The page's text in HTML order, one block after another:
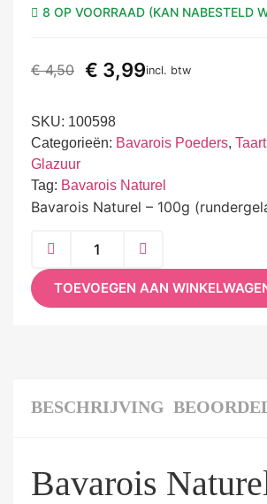
8 OP VOORRAAD (KAN NABESTELD
€4,50 € 3,99incl. btw
SKU: 100598
Categorieën: Bavarois Poeders,
Glazuur
Tag: Bavarois Naturel
Bavarois Naturel – 100g
TOEVOEGEN AAN
BESCHRIJVING
Bavarois